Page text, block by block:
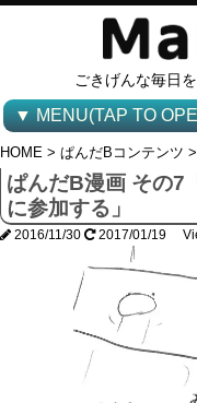
ごきげんな毎日
▼ MENU(TAP TO
HOME > ぱんだBコンテンツ >
ぱんだB漫画 その7
に参加する」
2016/11/30 2017/01/19